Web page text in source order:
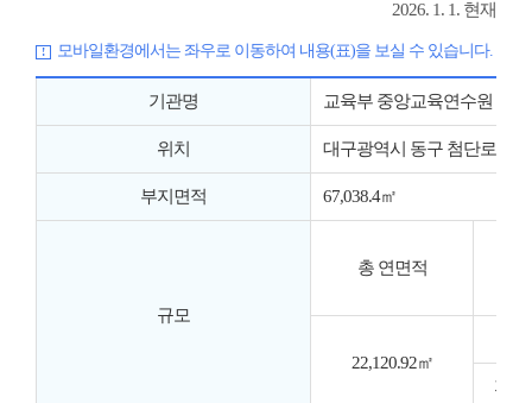
2026. 1. 1. 현재
모바일환경에서는 좌우로 이동하여 내용(표)을 보실 수 있습니다.
기관명 교육부 중앙교육연수원
위치 대구광역시 동구 첨단로 80(
부지면적 67,038.4㎡
규모
총 연면적
22,120.92㎡
지하